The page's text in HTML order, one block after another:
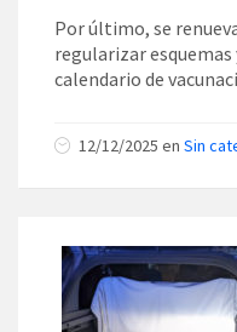
Por último, se
regularizar
calendario de
12/12/2025 en Sin